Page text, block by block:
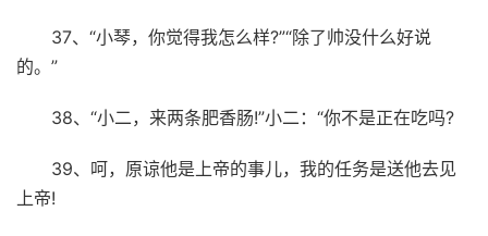
37、“小琴，你觉得我怎么样?”“除了帅没什么好说
的。”
38、“小二，来两条肥香肠!”小二：“你不是正在吃吗?
39、呵，原谅他是上帝的事儿，我的任务是送他去见
上帝!